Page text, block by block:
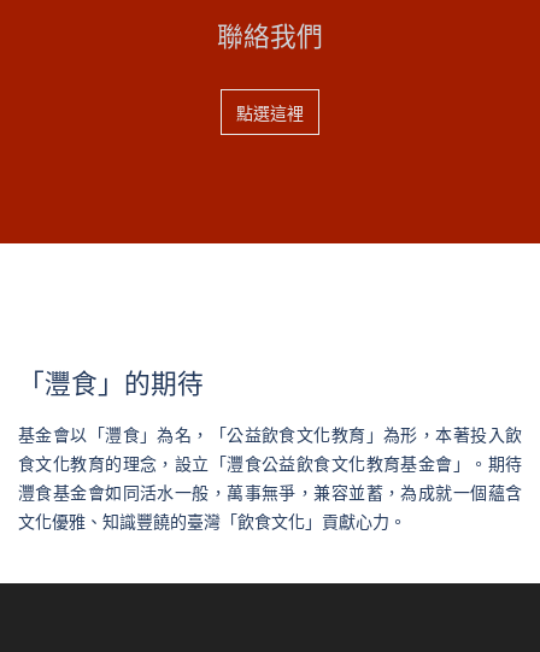
聯絡我們
點選這裡
「灃食」的期待
基金會以「灃食」為名，「公益飲食文化教育」為形，本著投入飲
食文化教育的理念，設立「灃食公益飲食文化教育基金會」。期待
灃食基金會如同活水一般，萬事無爭，兼容並蓄，為成就一個蘊含
文化優雅、知識豐饒的臺灣「飲食文化」貢獻心力。